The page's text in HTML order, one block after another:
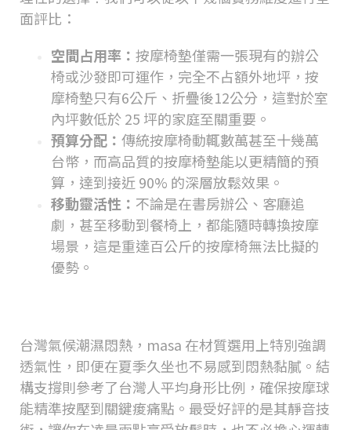
面評比：
空間占用率： 按摩椅墊僅需一張現有的辦公
椅或沙發即可運作，完全不占額外地坪，按
摩椅墊只有6公斤、折疊後12公分，這對於室
內坪數低於25 坪的家庭至關重要。
預算分配： 傳統按摩椅動輒數萬甚至十幾萬
台幣，而高品質的按摩椅墊能以更精簡的預
算，達到接近 90% 的深層放鬆效果。
移動靈活性： 不論是在書房辦公、客廳追
劇，甚至移動到餐椅上，都能隨時轉換按摩
場景，這是重達百公斤的按摩椅無法比擬的
優勢。
台灣氣候潮濕悶熱， masa 在材質選用上特別強調
透氣性，即便在夏季久坐也不易感到悶熱黏膩。結
構支撐則參考了台灣人平均身形比例，確保按摩球
能精準按壓到關鍵痠痛點。最受好評的是其靜音技